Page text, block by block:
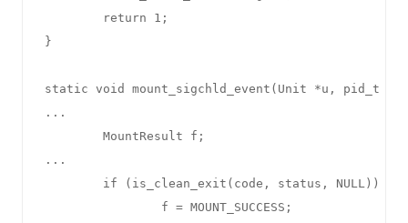
        return 1;
}
static void mount_sigchld_event(Unit *u, pid_t
...
        MountResult f;
...
        if (is_clean_exit(code, status, NULL))
                f = MOUNT_SUCCESS;